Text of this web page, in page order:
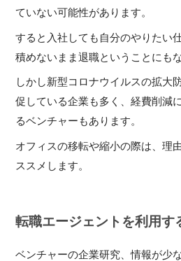
ていない可能性があります。
すると入社しても自分のやりたい
積めないまま退職ということにも
しかし新型コロナウイルスの拡大
促している企業も多く、経費削減
るベンチャーもあります。
オフィスの移転や縮小の際は、理
ススメします。
転職エージェントを利用す
ベンチャーの企業研究、情報が少